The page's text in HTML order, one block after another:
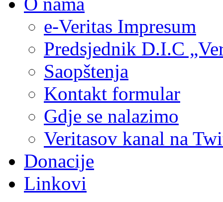
e-Veritas Impresum
Predsjednik D.I.C
Saopštenja
Kontakt formular
Gdje se nalazimo
Veritasov kanal na
Donacije
Linkovi